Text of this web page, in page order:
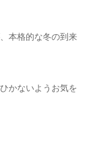
本格的な冬の到来
かないようお気を